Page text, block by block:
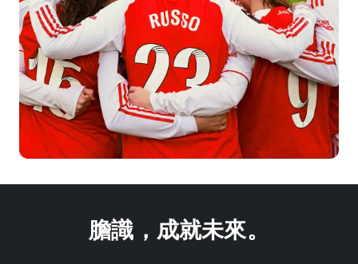
膽識，成就未來。